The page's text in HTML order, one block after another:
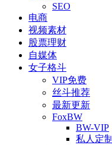
SEO
电商
视频素材
股票理财
自媒体
女子格斗
VIP免费
丝斗推荐
最新更新
FoxBW
BW-VIP
私人定制